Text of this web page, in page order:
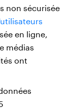
non sécurisée
en ligne,
médias
ont